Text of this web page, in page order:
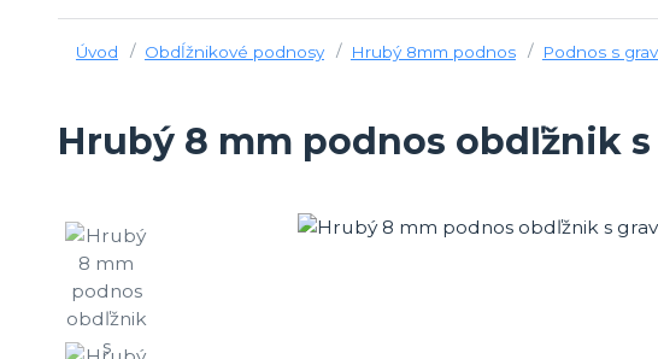
Úvod Obdĺžnikové podnosy Hrubý 8mm podnos Podnos s
Hrubý 8 mm podnos obdľžnik